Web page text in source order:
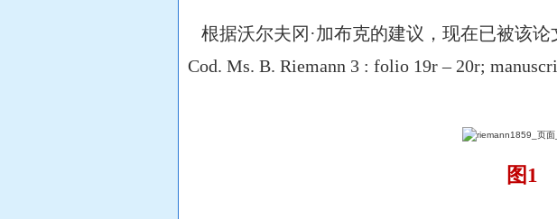
根据沃尔夫冈·加布克的建议，现在已被该
Cod. Ms. B. Riemann 3 : folio 19r – 20r;
图1